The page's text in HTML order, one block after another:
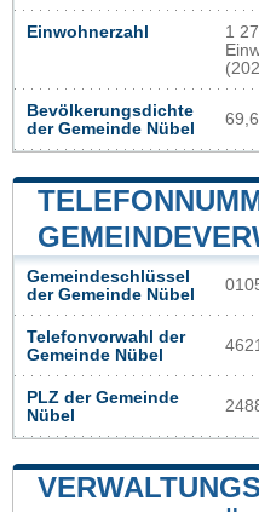
Einwohnerzahl
1
Bevölkerungsdichte
der Gemeinde Nübel
Gemeindeschlüssel
der Gemeinde Nübel
Telefonvorwahl der
Gemeinde Nübel
4621
PLZ der Gemeinde
Nübel